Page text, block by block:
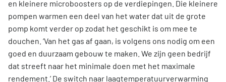
en kleinere microboosters op de verdiepingen. Die kleinere
pompen warmen een deel van het water dat uit de grote
pomp komt verder op zodat het geschikt is om mee te
douchen. ‘Van het gas af gaan, is volgens ons nodig om een
goed en duurzaam gebouw te maken. We zijn geen bedrijf
dat streeft naar het minimale doen met het maximale
rendement.’ De switch naar laagtemperatuurverwarming